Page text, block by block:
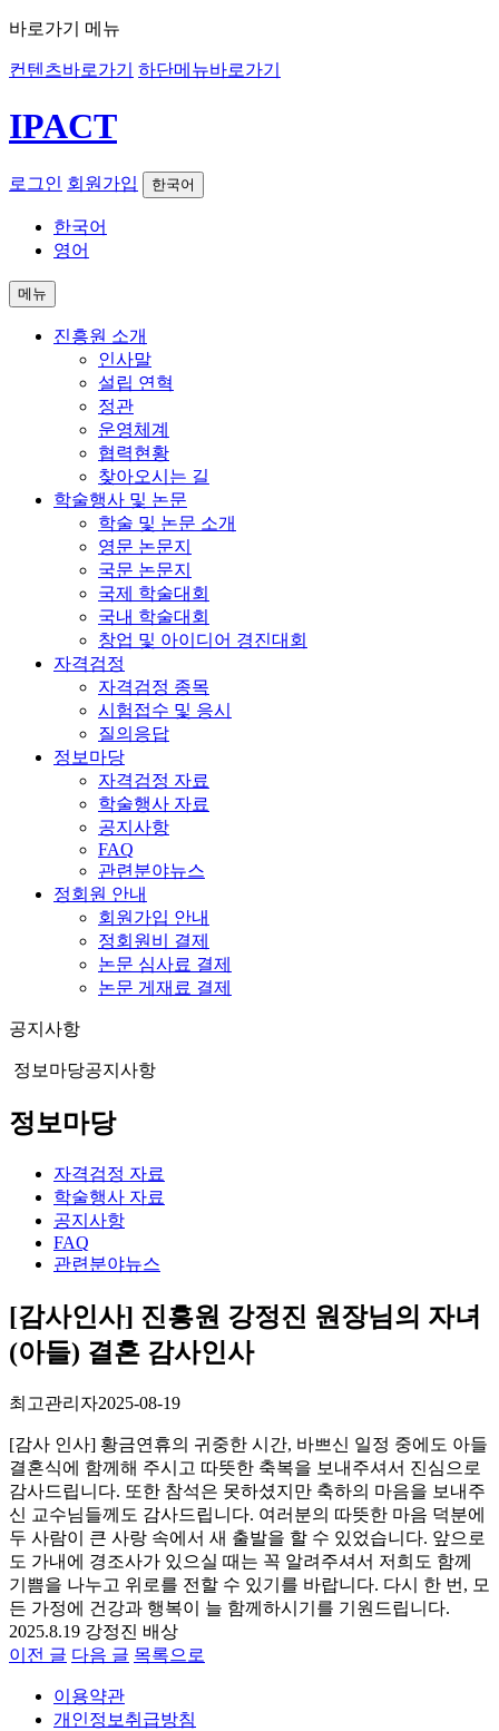
바로가기 메뉴
컨텐츠바로가기 하단메뉴바로가기
IPACT
로그인 회원가입 한국어
한국어
영어
메뉴
진흥원 소개
인사말
설립 연혁
정관
운영체계
협력현황
찾아오시는 길
학술행사 및 논문
학술 및 논문 소개
영문 논문지
국문 논문지
국제 학술대회
국내 학술대회
창업 및 아이디어 경진대회
자격검정
자격검정 종목
시험접수 및 응시
질의응답
정보마당
자격검정 자료
학술행사 자료
공지사항
FAQ
관련분야뉴스
정회원 안내
회원가입 안내
정회원비 결제
논문 심사료 결제
논문 게재료 결제
공지사항
정보마당공지사항
정보마당
자격검정 자료
학술행사 자료
공지사항
FAQ
관련분야뉴스
[감사인사] 진흥원 강정진 원장님의 자녀
(아들) 결혼 감사인사
최고관리자2025-08-19
[감사 인사] 황금연휴의 귀중한 시간, 바쁘신 일정 중에도 아들
결혼식에 함께해 주시고 따뜻한 축복을 보내주셔서 진심으로
감사드립니다. 또한 참석은 못하셨지만 축하의 마음을 보내주
신 교수님들께도 감사드립니다. 여러분의 따뜻한 마음 덕분에
두 사람이 큰 사랑 속에서 새 출발을 할 수 있었습니다. 앞으로
도 가내에 경조사가 있으실 때는 꼭 알려주셔서 저희도 함께
기쁨을 나누고 위로를 전할 수 있기를 바랍니다. 다시 한 번, 모
든 가정에 건강과 행복이 늘 함께하시기를 기원드립니다.
2025.8.19 강정진 배상
이전 글 다음 글 목록으로
이용약관
개인정보취급방침